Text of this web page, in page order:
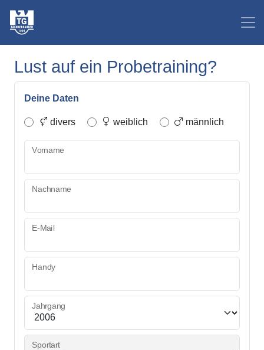
Lust auf ein Probetraining?
Deine Daten
divers weiblich männlich
Vorname
Nachname
E-Mail
Handy
Jahrgang
Sportart